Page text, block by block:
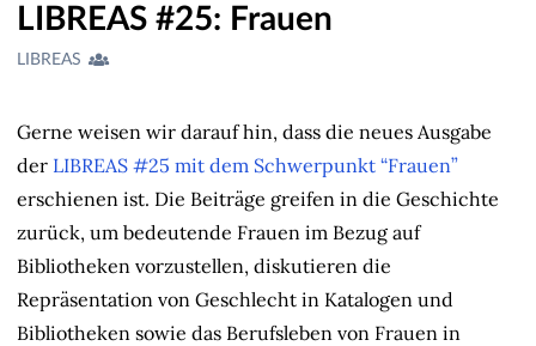
LIBREAS #25: Frauen
Creators
LIBREAS
Gerne weisen wir darauf hin, dass die neues Ausgabe
der LIBREAS #25 mit dem Schwerpunkt “Frauen”
erschienen ist. Die Beiträge greifen in die Geschichte
zurück, um bedeutende Frauen im Bezug auf
Bibliotheken vorzustellen, diskutieren die
Repräsentation von Geschlecht in Katalogen und
Bibliotheken sowie das Berufsleben von Frauen in